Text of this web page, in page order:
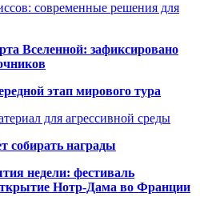
современные решения для
Вселенной: зафиксировано
этап мирового тура
для агрессивной среды
собирать награды
недели: фестиваль
Нотр-Дама во Франции